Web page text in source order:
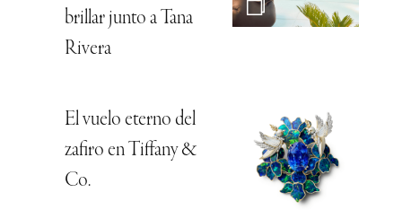
brillar junto a Tana
Rivera
El vuelo eterno del
zafiro en Tiffany &
Co.